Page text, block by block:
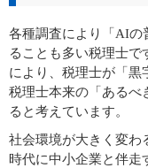
各種調査により「AIの
ることも多い税理士で
により、税理士が「黒
税理士本来の「あるべ
ると考えています。
社会環境が大きく変わ
時代に中小企業と伴走